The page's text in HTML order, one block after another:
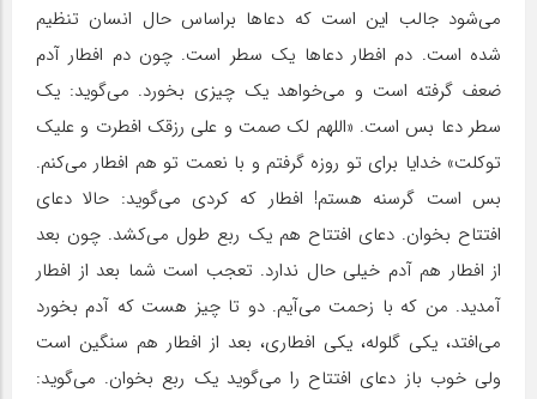
می‌شود جالب این است که دعاها براساس حال انسان تنظیم
شده است. دم افطار دعاها یک سطر است. چون دم افطار آدم
ضعف گرفته‌ است و می‌خواهد یک چیزی بخورد. می‌گوید: یک
سطر دعا بس است. «اللهم لک صمت و علی رزقک افطرت و علیک
توکلت» خدایا برای تو روزه گرفتم و با نعمت تو هم افطار می‌کنم.
بس است گرسنه هستم! افطار که کردی می‌گوید: حالا دعای
افتتاح بخوان. دعای افتتاح هم یک ربع طول می‌کشد. چون بعد
از افطار هم آدم خیلی حال ندارد. تعجب است شما بعد از افطار
آمدید. من که با زحمت می‌آیم. دو تا چیز هست که آدم بخورد
می‌افتد، یکی گلوله، یکی افطاری، بعد از افطار هم سنگین است
ولی خوب باز دعای افتتاح را می‌گوید یک ربع بخوان. می‌گوید: